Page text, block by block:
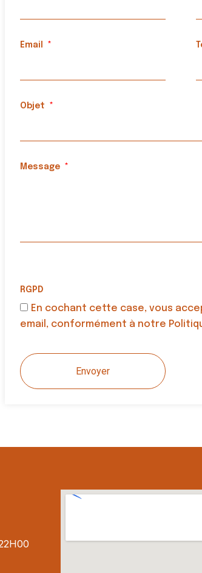
Email
Objet
Message
RGPD
En cochant cette case, vous
email, conformément à notre
Envoyer